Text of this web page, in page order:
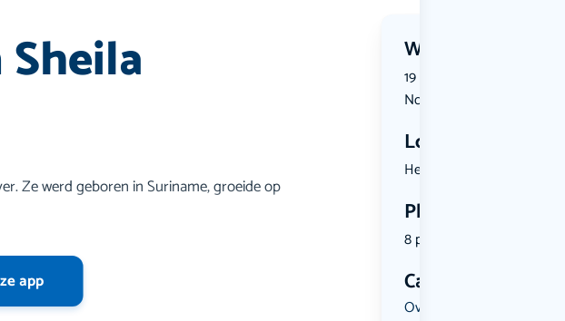
Wanneer?
19 November 2026 | 14:00
November 2026 | 16:00
Locatie
Het Nation...
Plekken
8 plekken beschikbaar
Categorie
Overig
Ze werd geboren in Suriname, groeide op
app